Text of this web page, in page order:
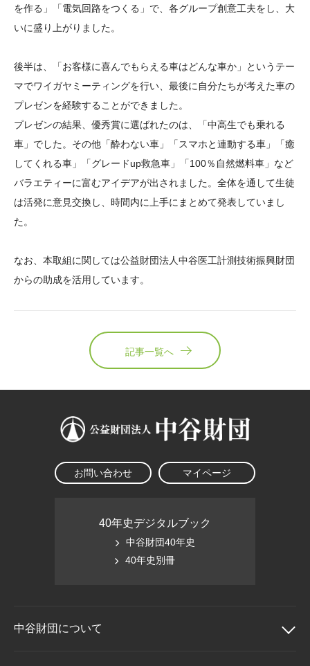
を作る」「電気回路をつくる」で、各グループ創意工夫をし、大
いに盛り上がりました。
後半は、「お客様に喜んでもらえる車はどんな車か」というテー
マでワイガヤミーティングを行い、最後に自分たちが考えた車の
プレゼンを経験することができました。
プレゼンの結果、優秀賞に選ばれたのは、「中高生でも乗れる
車」でした。その他「酔わない車」「スマホと連動する車」「癒
してくれる車」「グレードup救急車」「100％自然燃料車」など
バラエティーに富むアイデアが出されました。全体を通して生徒
は活発に意見交換し、時間内に上手にまとめて発表していまし
た。
なお、本取組に関しては公益財団法人中谷医工計測技術振興財団
からの助成を活用しています。
記事一覧へ
お問い合わせ マイページ
40年史デジタルブック
中谷財団40年史
40年史別冊
中谷財団について